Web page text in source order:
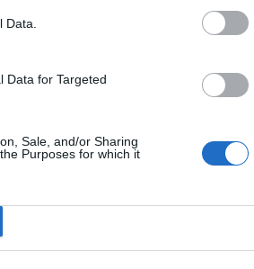
Data for Targeted
Sale, and/or Sharing
Purposes for which it
dell'organismo
conciliabili.
del portavoce
generale. La
ora che non c'è
Fiamme Oroda
nei
Si
dalla